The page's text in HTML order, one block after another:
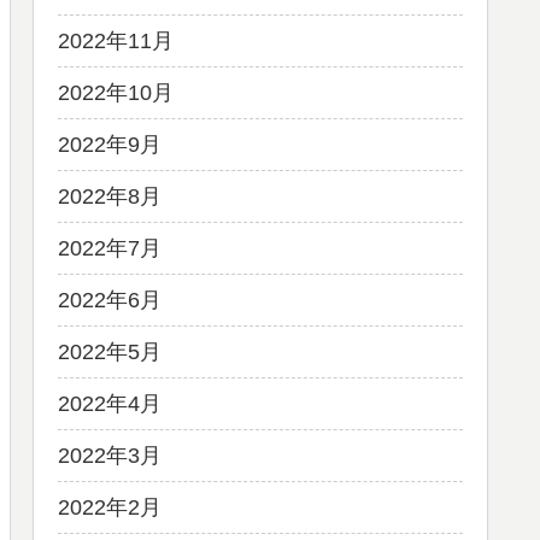
2022年11月
2022年10月
2022年9月
2022年8月
2022年7月
2022年6月
2022年5月
2022年4月
2022年3月
2022年2月